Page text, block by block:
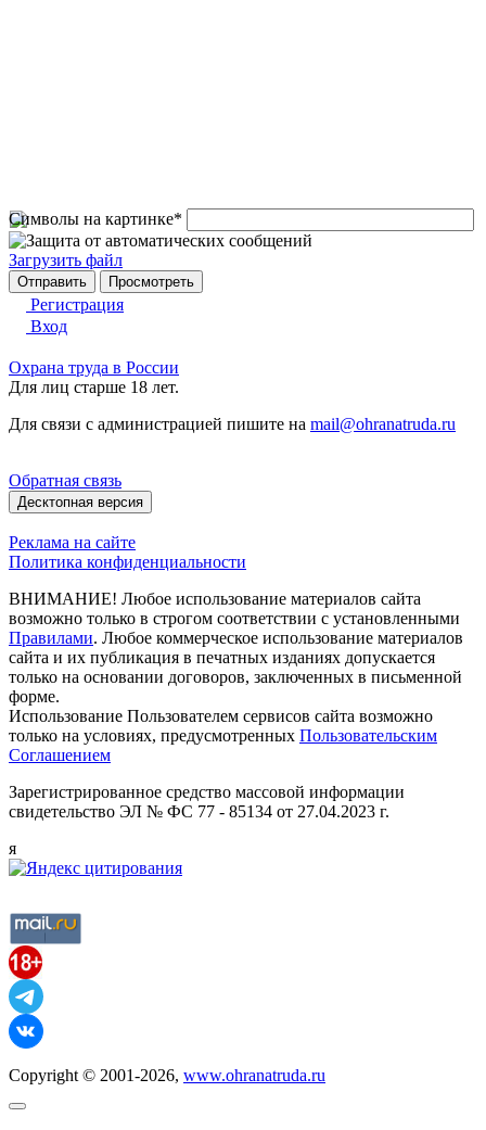
Символы на картинке*
Загрузить файл
Регистрация
Вход
Охрана труда в России
Для лиц старше 18 лет.
Для связи с администрацией пишите на mail@ohranatruda.ru
Обратная связь
Десктопная версия
Реклама на сайте
Политика конфиденциальности
ВНИМАНИЕ! Любое использование материалов сайта
возможно только в строгом соответствии с установленными
Правилами. Любое коммерческое использование материалов
сайта и их публикация в печатных изданиях допускается
только на основании договоров, заключенных в письменной
форме.
Использование Пользователем сервисов сайта возможно
только на условиях, предусмотренных Пользовательским
Соглашением
Зарегистрированное средство массовой информации
свидетельство ЭЛ № ФС 77 - 85134 от 27.04.2023 г.
я
Copyright © 2001-2026, www.ohranatruda.ru